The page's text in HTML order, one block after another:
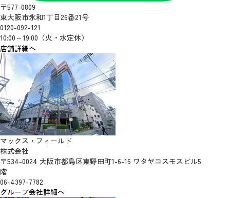
〒577-0809
東大阪市永和1丁目26番21号
0120-092-121
10:00～19:00（火・水定休）
店舗詳細へ
マックス・フィールド
株式会社
〒534-0024 大阪市都島区東野田町1-6-16 ワタヤコスモスビル5
階
06-4397-7782
グループ会社詳細へ